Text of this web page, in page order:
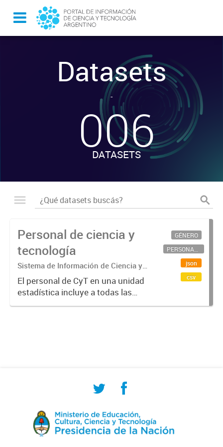
Datasets
-
006
DATASETS
Personal de ciencia y
tecnología
Sistema de Información de Ciencia y
Tecnología Argentino (SICYTAR)
El personal de CyT en una unidad
estadística incluye a todas las
personas involucradas
GÉNERO
PERSONAL CIENTÍFICO-TECNOLÓGICO
json
csv